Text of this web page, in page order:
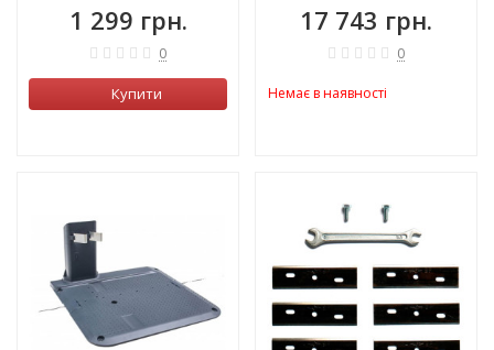
1 299 грн.
0
Купити
17 743 грн.
0
Немає в наявності